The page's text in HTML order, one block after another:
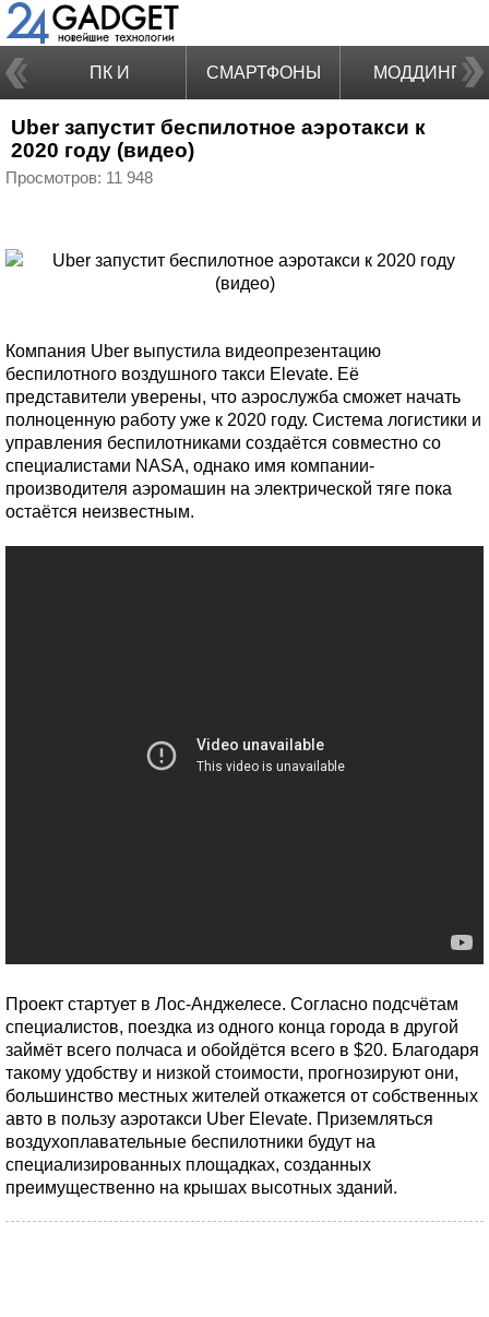
ПК И
НОУТБУКИ
СМАРТФОНЫ МОДДИНГ
Uber запустит беспилотное аэротакси к
2020 году (видео)
Просмотров: 11 948
Компания Uber выпустила видеопрезентацию
беспилотного воздушного такси Elevate. Её
представители уверены, что аэрослужба сможет начать
полноценную работу уже к 2020 году. Система логистики и
управления беспилотниками создаётся совместно со
специалистами NASA, однако имя компании-
производителя аэромашин на электрической тяге пока
остаётся неизвестным.
Проект стартует в Лос-Анджелесе. Согласно подсчётам
специалистов, поездка из одного конца города в другой
займёт всего полчаса и обойдётся всего в $20. Благодаря
такому удобству и низкой стоимости, прогнозируют они,
большинство местных жителей откажется от собственных
авто в пользу аэротакси Uber Elevate. Приземляться
воздухоплавательные беспилотники будут на
специализированных площадках, созданных
преимущественно на крышах высотных зданий.